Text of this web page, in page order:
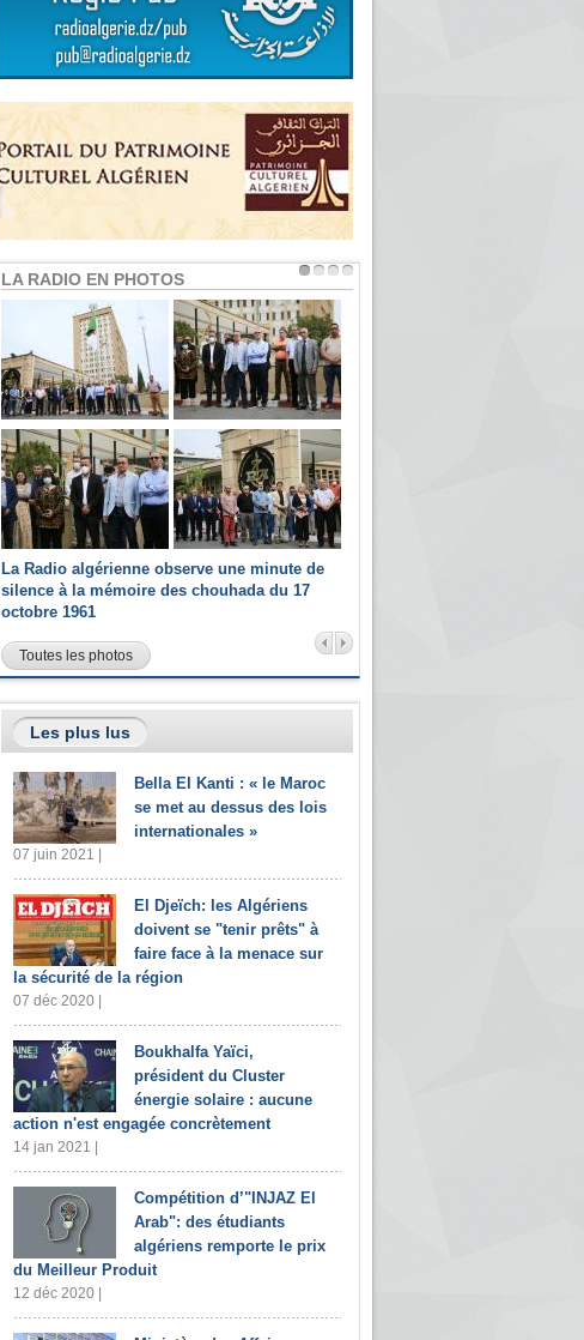
LA RADIO EN PHOTOS
La Radio algérienne observe une minute de
silence à la mémoire des chouhada du 17
octobre 1961
Toutes les photos
Les plus lus
Bella El Kanti : « le Maroc
se met au dessus des lois
internationales »
07 juin 2021 |
El Djeïch: les Algériens
doivent se "tenir prêts" à
faire face à la menace sur
la sécurité de la région
07 déc 2020 |
Boukhalfa Yaïci,
président du Cluster
énergie solaire : aucune
action n'est engagée concrètement
14 jan 2021 |
Compétition d’"INJAZ El
Arab": des étudiants
algériens remporte le prix
du Meilleur Produit
12 déc 2020 |